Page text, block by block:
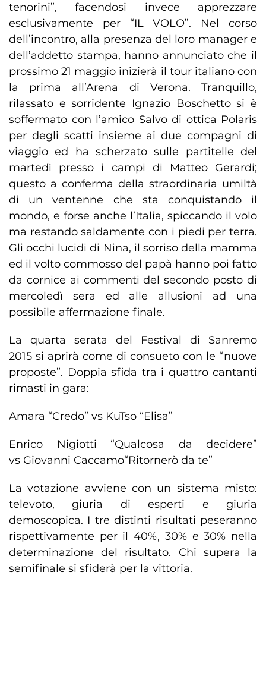
tenorini”, facendosi invece apprezzare
esclusivamente per “IL VOLO”. Nel corso
dell’incontro, alla presenza del loro manager e
dell’addetto stampa, hanno annunciato che il
prossimo 21 maggio inizierà il tour italiano con
la prima all’Arena di Verona. Tranquillo,
rilassato e sorridente Ignazio Boschetto si è
soffermato con l’amico Salvo di ottica Polaris
per degli scatti insieme ai due compagni di
viaggio ed ha scherzato sulle partitelle del
martedì presso i campi di Matteo Gerardi;
questo a conferma della straordinaria umiltà
di un ventenne che sta conquistando il
mondo, e forse anche l’Italia, spiccando il volo
ma restando saldamente con i piedi per terra.
Gli occhi lucidi di Nina, il sorriso della mamma
ed il volto commosso del papà hanno poi fatto
da cornice ai commenti del secondo posto di
mercoledì sera ed alle allusioni ad una
possibile affermazione finale.
La quarta serata del Festival di Sanremo
2015 si aprirà come di consueto con le “nuove
proposte”. Doppia sfida tra i quattro cantanti
rimasti in gara:
Amara “Credo” vs KuTso “Elisa”
Enrico Nigiotti “Qualcosa da decidere”
vs Giovanni Caccamo“Ritornerò da te”
La votazione avviene con un sistema misto:
televoto, giuria di esperti e giuria
demoscopica. I tre distinti risultati peseranno
rispettivamente per il 40%, 30% e 30% nella
determinazione del risultato. Chi supera la
semifinale si sfiderà per la vittoria.